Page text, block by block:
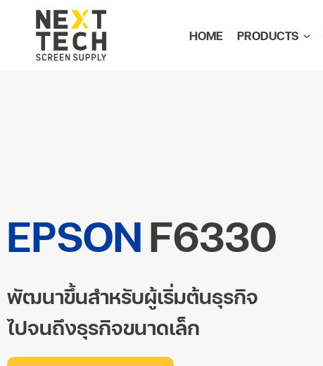
HOME PRODUCTS
EPSONF6330
พัฒนาขึ้นสำหรับผู้เริ่มต้นธุรกิจ
ไปจนถึงธุรกิจขนาดเล็ก